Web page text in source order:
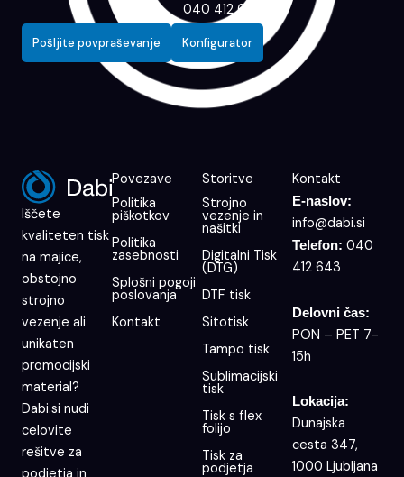
040 412 643
Pošljite povpraševanje Konfigurator
Iščete
kvaliteten tisk
na majice,
obstojno
strojno
vezenje ali
unikaten
promocijski
material?
Dabi.si nudi
celovite
rešitve za
Povezave
Politika
piškotkov
Politika
zasebnosti
Splošni pogoji
poslovanja
Kontakt
Storitve
Strojno
vezenje in
našitki
Digitalni Tisk
(DTG)
DTF tisk
Sitotisk
Tampo tisk
Sublimacijski
tisk
Tisk s flex
folijo
Tisk za
podjetja
Kontakt
E-naslov:
info@dabi.si
Telefon: 040
412 643
Delovni čas:
PON – PET 7-
15h
Lokacija:
Dunajska
cesta 347,
1000 Ljubljana